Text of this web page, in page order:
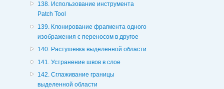
138. Использование инструмента
Patch Tool
139. Клонирование фрагмента одного
изображения с переносом в другое
140. Растушевка выделенной области
141. Устранение швов в слое
142. Сглаживание границы
выделенной области